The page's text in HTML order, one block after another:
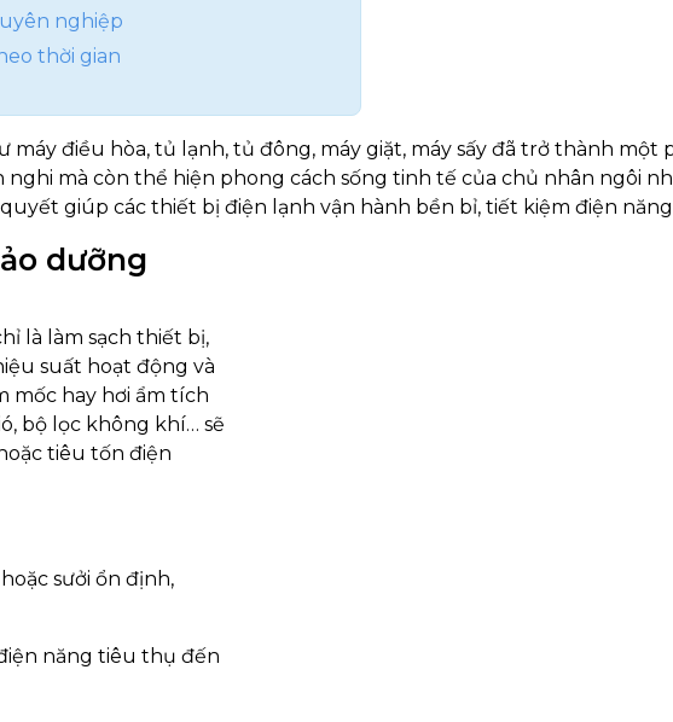
nghiệp
thời gian
máy điều hòa, tủ lạnh, tủ đông, máy giặt, máy sấy đã trở thành
mà còn thể hiện phong cách sống tinh tế của chủ nhân ngôi
giúp các thiết bị điện lạnh vận hành bền bỉ, tiết kiệm điện
dưỡng
là làm sạch thiết bị,
suất hoạt động và
mốc hay hơi ẩm tích
bộ lọc không khí… sẽ
tiêu tốn điện
sưởi ổn định,
năng tiêu thụ đến